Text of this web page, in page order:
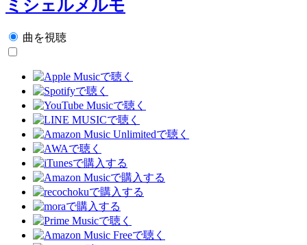
ミシェルメルモ
曲を視聴